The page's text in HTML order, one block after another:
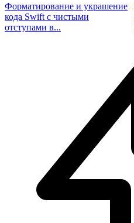
Форматирование и украшение
кода Swift с чистыми
отступами в...